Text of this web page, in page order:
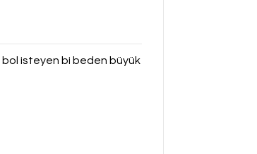
bol isteyen bi beden büyük